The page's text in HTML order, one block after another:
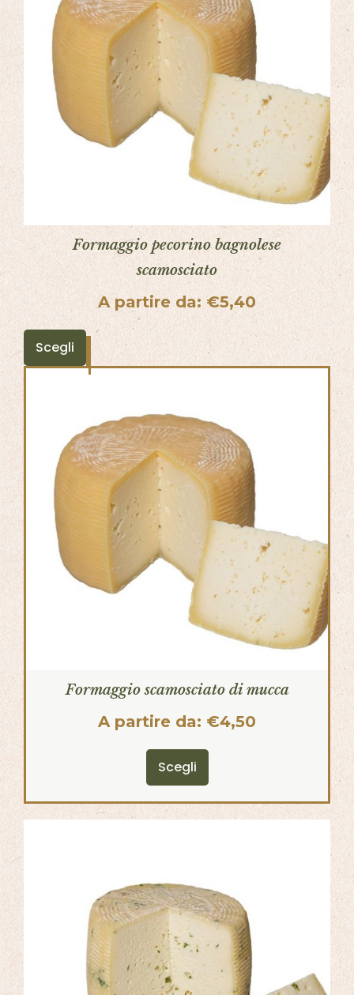
Formaggio pecorino bagnolese
scamosciato
A partire da:€5,40
Scegli
Formaggio scamosciato di mucca
A partire da: €4,50
Scegli